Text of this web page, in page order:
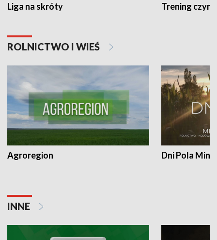
Liga na skróty Trening czyni
ROLNICTWO I WIEŚ
Agroregion Dni Pola
INNE